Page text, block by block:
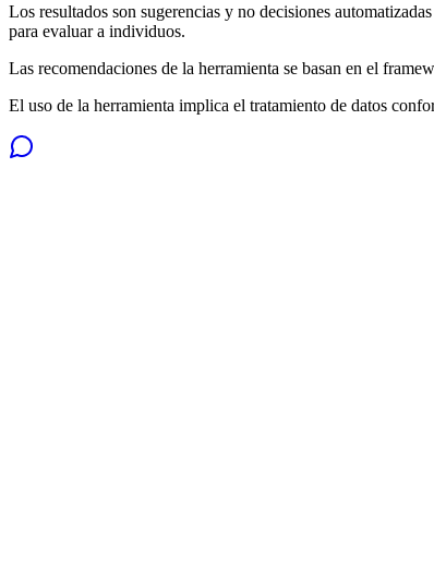
Los resultados son sugerencias y no decisiones
para evaluar a individuos.
Las recomendaciones de la herramienta se basan en el
El uso de la herramienta implica el tratamiento de datos